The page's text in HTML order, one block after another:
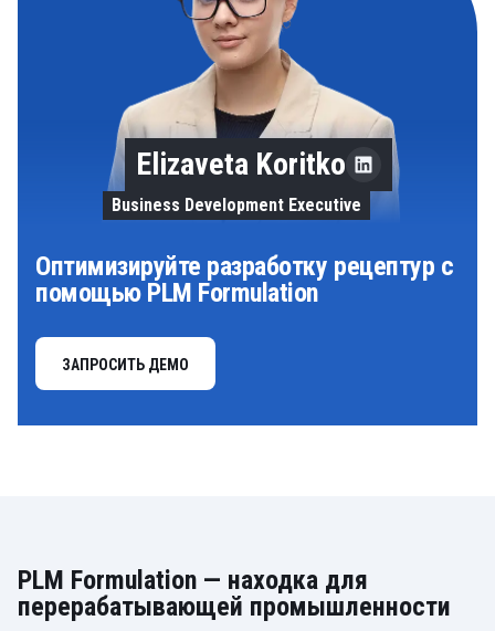
Оптимизируйте разработку рецептур с
помощью PLM Formulation
ЗАПРОСИТЬ ДЕМО
Elizaveta Koritko
Business Development Executive
PLM Formulation — находка для
перерабатывающей промышленности